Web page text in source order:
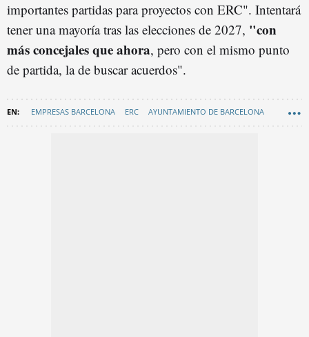
importantes partidas para proyectos con ERC". Intentará
tener una mayoría tras las elecciones de 2027, "con
más concejales que ahora, pero con el mismo punto
de partida, la de buscar acuerdos".
EMPRESAS BARCELONA ERC AYUNTAMIENTO DE BARCELONA